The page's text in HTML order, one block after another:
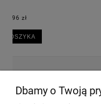
Dbamy o Twoją